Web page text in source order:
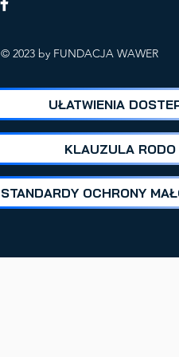
© 2023 by FUNDACJA WAWER
UŁATWIENIA
KLAUZULA RODO
STANDARDY OCHRONY